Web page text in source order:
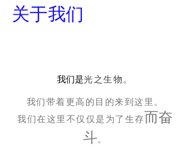
关于我们
我们是光之生物。
我们带着更高的目的来到这里。
我们在这里不仅仅是为了 生存而奋
斗。